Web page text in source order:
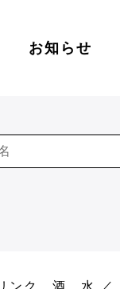
お知らせ
ンク、酒、水